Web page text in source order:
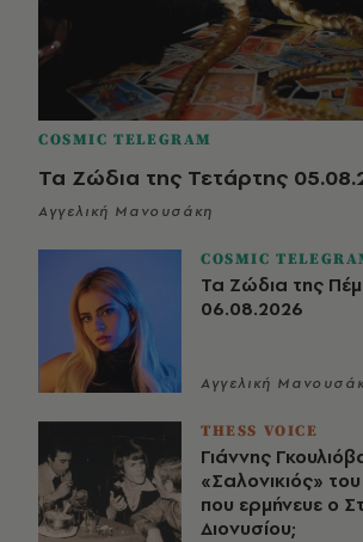
COSMIC TELEGRAM
Τα Ζώδια της Τετάρτης
Αγγελική Μανουσάκη
COSMIC
Τα Ζώδια της
06.08.2026
Αγγελική
THESS VOICE
Γιάννης
«Σαλονικιός»
που ερμήνευε ο
Διονυσίου;